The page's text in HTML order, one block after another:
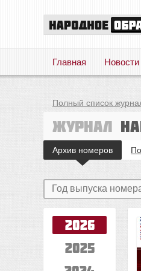
Главная Новости
Полный список
Журнал
Архив номеров
2026
2025